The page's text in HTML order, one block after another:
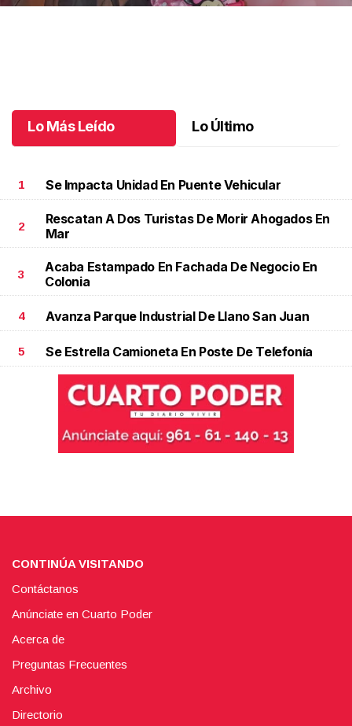
Lo Más Leído Lo Último
1 Se Impacta Unidad En Puente Vehicular
2
Rescatan A Dos Turistas De Morir Ahogados En
Mar
3
Acaba Estampado En Fachada De Negocio En
Colonia
4 Avanza Parque Industrial De Llano San Juan
5 Se Estrella Camioneta En Poste De Telefonía
CONTINÚA VISITANDO
Contáctanos
Anúnciate en Cuarto Poder
Acerca de
Preguntas Frecuentes
Archivo
Directorio